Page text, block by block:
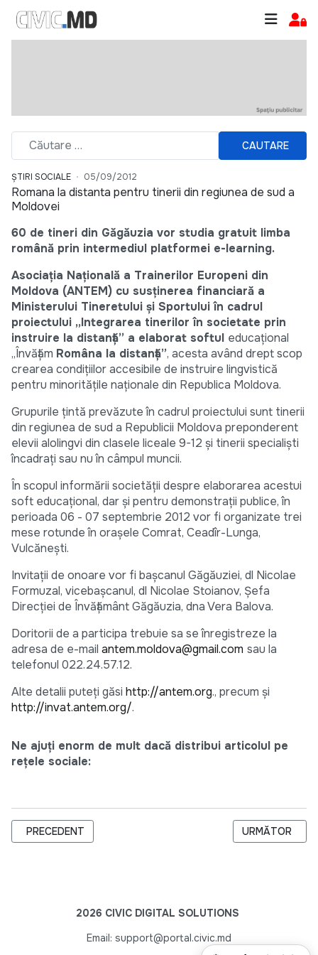
CAUTARE
ȘTIRI SOCIALE 05/09/2012
Romana la distanta pentru tinerii din regiunea de sud a
Moldovei
60 de tineri din Găgăuzia vor studia gratuit limba
română prin intermediul platformei e-learning.
Asociaţia Naţională a Trainerilor Europeni din
Moldova (ANTEM) cu susţinerea financiară a
Ministerului Tineretului şi Sportului în cadrul
proiectului „Integrarea tinerilor în societate prin
instruire la distanţă” a elaborat softul educaţional
„Învăţăm Româna la distanţă”, acesta având drept scop
crearea condiţiilor accesibile de instruire lingvistică
pentru minorităţile naţionale din Republica Moldova.
Grupurile ţintă prevăzute în cadrul proiectului sunt tinerii
din regiunea de sud a Republicii Moldova preponderent
elevii alolingvi din clasele liceale 9-12 şi tinerii specialişti
încadraţi sau nu în câmpul muncii.
În scopul informării societăţii despre elaborarea acestui
soft educaţional, dar şi pentru demonstraţii publice, în
perioada 06 - 07 septembrie 2012 vor fi organizate trei
mese rotunde în orașele Comrat, Ceadîr-Lunga,
Vulcănești.
Invitaţii de onoare vor fi başcanul Găgăuziei, dl Nicolae
Formuzal, vicebaşcanul, dl Nicolae Stoianov, Şefa
Direcţiei de Învăţământ Găgăuzia, dna Vera Balova.
Doritorii de a participa trebuie sa se înregistreze la
adresa de e-mail antem.moldova@gmail.com sau la
telefonul 022.24.57.12.
Alte detalii puteţi găsi http://antem.org., precum şi
http://invat.antem.org/.
Ne ajuți enorm de mult dacă distribui articolul pe
rețele sociale:
ARTICOL PRECEDENT: SERVICII ACORDATE DE BIBLIOTECA
PRECEDENT ARTICOLUL
URMĂTOR
2026 CIVIC DIGITAL SOLUTIONS
Email: support@portal.civic.md